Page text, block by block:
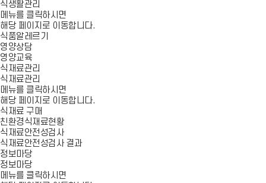
식생활관리
메뉴를 클릭하시면
해당 페이지로 이동합니다.
식품알레르기
영양상담
영양교육
식재료관리
식재료관리
메뉴를 클릭하시면
해당 페이지로 이동합니다.
식재료 구매
친환경식재료현황
식재료안전성검사
식재료안전성검사 결과
정보마당
정보마당
메뉴를 클릭하시면